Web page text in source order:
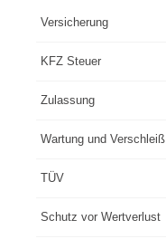
Versicherung
KFZ Steuer
Zulassung
Wartung und Verschleiß
TÜV
Schutz vor Wertverlust